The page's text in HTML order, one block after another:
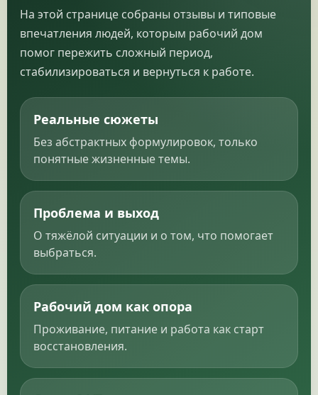
На этой странице собраны отзывы и типовые
впечатления людей, которым рабочий дом
помог пережить сложный период,
стабилизироваться и вернуться к работе.
Реальные сюжеты
Без абстрактных формулировок, только
понятные жизненные темы.
Проблема и выход
О тяжёлой ситуации и о том, что помогает
выбраться.
Рабочий дом как опора
Проживание, питание и работа как старт
восстановления.